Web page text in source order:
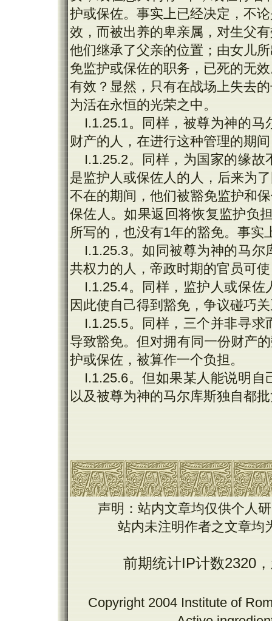
护或保佐。事实上已经决定，不
效，而被出养的卑亲属，对生父
他们继承了父亲的位置；由女儿
免监护或保佐的职务，已死的无
有效？显然，只有在战场上失去
为活在永恒的光荣之中。
I.1.25.1。同样，被尊为神的
财产的人，在进行这种管理的期
I.1.25.2。同样，为国家的缘
是监护人或保佐人的人，后来为
不在的期间，他们被豁免监护和
保佐人。如果返回将恢复监护负
所写的，也没有1年的豁免。事
I.1.25.3。如同被尊为神的马
共权力的人，帝政时期的官员可
I.1.25.4。同样，监护人或保
因此使自己得到豁免，争议碰巧
I.1.25.5。同样，三个并非寻
导致豁免。但对拥有同一份财
护或保佐，被算作一个负担。
I.1.25.6。但如果某人能说明
以及被尊为神的马尔库斯独自都
声明：站内文章均仅供个人
站内未注明作者之文章均
前期统计IP计数2320
Copyright 2004 Institute of